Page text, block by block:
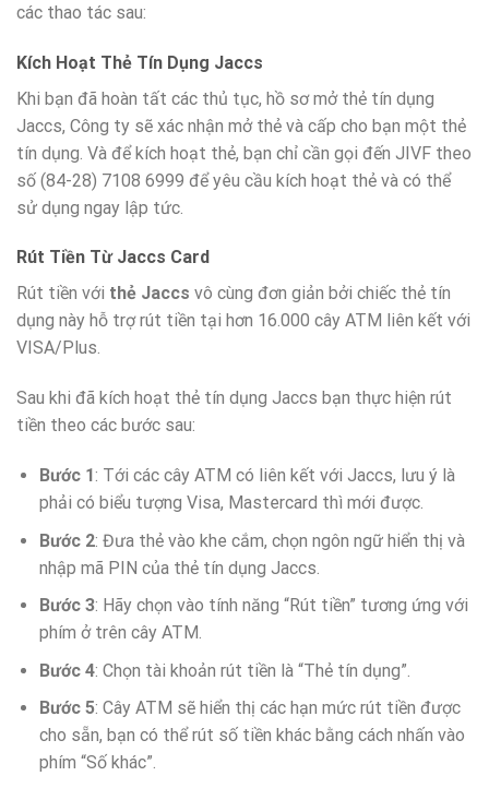
các thao tác sau:
Kích Hoạt Thẻ Tín Dụng Jaccs
Khi bạn đã hoàn tất các thủ tục, hồ sơ mở thẻ tín dụng
Jaccs, Công ty sẽ xác nhận mở thẻ và cấp cho bạn một thẻ
tín dụng. Và để kích hoạt thẻ, bạn chỉ cần gọi đến JIVF theo
số (84-28) 7108 6999 để yêu cầu kích hoạt thẻ và có thể
sử dụng ngay lập tức.
Rút Tiền Từ Jaccs Card
Rút tiền với thẻ Jaccs vô cùng đơn giản bởi chiếc thẻ tín
dụng này hỗ trợ rút tiền tại hơn 16.000 cây ATM liên kết với
VISA/Plus.
Sau khi đã kích hoạt thẻ tín dụng Jaccs bạn thực hiện rút
tiền theo các bước sau:
Bước 1: Tới các cây ATM có liên kết với Jaccs, lưu ý là
phải có biểu tượng Visa, Mastercard thì mới được.
Bước 2: Đưa thẻ vào khe cắm, chọn ngôn ngữ hiển thị và
nhập mã PIN của thẻ tín dụng Jaccs.
Bước 3: Hãy chọn vào tính năng “Rút tiền” tương ứng với
phím ở trên cây ATM.
Bước 4: Chọn tài khoản rút tiền là “Thẻ tín dụng”.
Bước 5: Cây ATM sẽ hiển thị các hạn mức rút tiền được
cho sẵn, bạn có thể rút số tiền khác bằng cách nhấn vào
phím “Số khác”.